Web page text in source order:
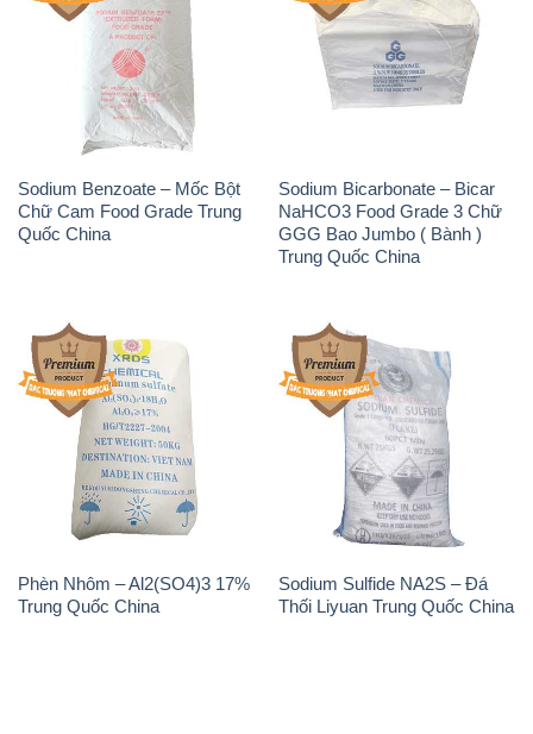
Sodium Benzoate – Mốc Bột
Chữ Cam Food Grade Trung
Quốc China
Sodium Bicarbonate – Bicar
NaHCO3 Food Grade 3 Chữ
GGG Bao Jumbo ( Bành )
Trung Quốc China
Phèn Nhôm – Al2(SO4)3 17%
Trung Quốc China
Sodium Sulfide NA2S – Đá
Thối Liyuan Trung Quốc China